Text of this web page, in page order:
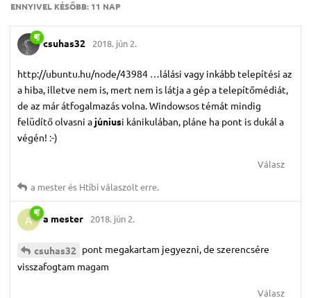
ENNYIVEL KÉSŐBB: 11 NAP
csuhas32 2018. jún 2.
http://ubuntu.hu/node/43984 …lálási vagy inkább telepítési az
a hiba, illetve nem is, mert nem is látja a gép a telepítőmédiát,
de az már átfogalmazás volna. Windowsos témát mindig
felüdítő olvasni a júniusi kánikulában, pláne ha pont is dukál a
végén! :-)
Válasz
a mesterés Htibiválaszolt erre.
A a mester 2018. jún 2.
csuhas32 pont megakartam jegyezni, de szerencsére
visszafogtam magam
Válasz